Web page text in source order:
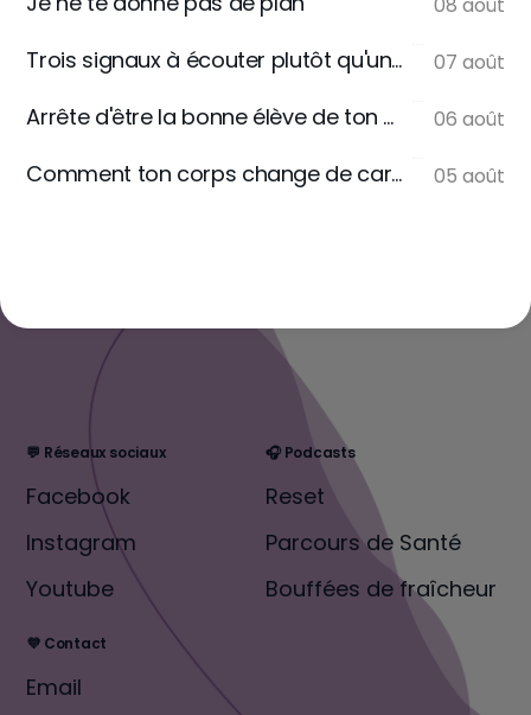
Trois signaux à écouter plutôt qu'une règle 07 août
Arrête d'être la bonne élève de ton assiette 06 août
Comment ton corps change de carburant 05 août
💬 Réseaux sociaux
Facebook
Instagram
Youtube
🎧 Podcasts
Reset
Parcours de Santé
Bouffées de fraîcheur
💜 Contact
Email